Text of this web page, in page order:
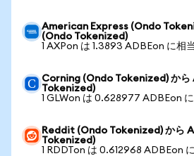
American Express (Ondo
(Ondo Tokenized)
1 AXPon は 1.3893 ADBEon に相当
Corning (Ondo Tokenized) か
Tokenized)
1 GLWon は 0.628977 ADBEon
Reddit (Ondo Tokenized) から
Tokenized)
1 RDDTon は 0.612968 ADBEon